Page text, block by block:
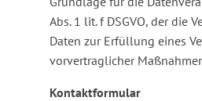
Abs. 1 lit. f DSGVO, der die
Daten zur Erfüllung eines
vorvertraglicher
Kontaktformular